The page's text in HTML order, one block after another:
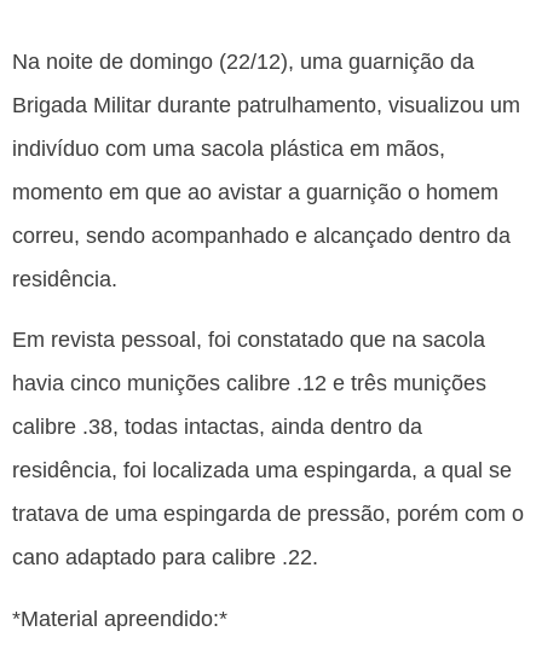
Na noite de domingo (22/12), uma guarnição da
Brigada Militar durante patrulhamento, visualizou um
indivíduo com uma sacola plástica em mãos,
momento em que ao avistar a guarnição o homem
correu, sendo acompanhado e alcançado dentro da
residência.
Em revista pessoal, foi constatado que na sacola
havia cinco munições calibre .12 e três munições
calibre .38, todas intactas, ainda dentro da
residência, foi localizada uma espingarda, a qual se
tratava de uma espingarda de pressão, porém com o
cano adaptado para calibre .22.
*Material apreendido:*